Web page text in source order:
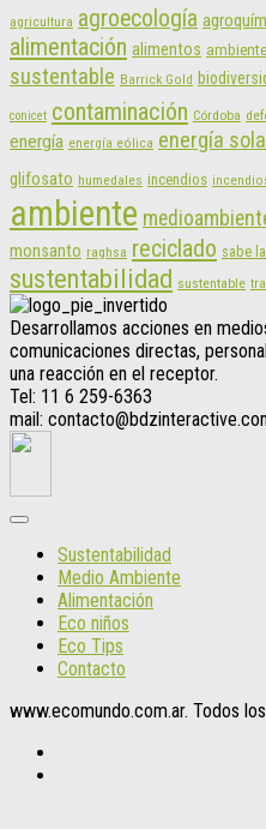
agricultura agroecología
alimentación alimentos ambiente
sustentable Barrick Gold
conicet contaminación Córdoba
energía energía eólica energía
glifosato humedales incendios
ambiente
monsanto raghsa reciclado sabe
sustentabilidad sustentable
Desarrollamos acciones en
comunicaciones directas,
una reacción en el receptor.
Tel: 11 6 259-6363
mail:
Sustentabilidad
Medio Ambiente
Alimentación
Eco niños
Eco Tips
Contacto
www.ecomundo.com.ar. Todos